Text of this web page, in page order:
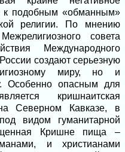
к подобным «обманным»
религии. По мнению
совета
Международного
создают серьезную
миру, но и
Особенно опасным для
кришнаитская
Северном Кавказе, в
видом гуманитарной
Кришне пища –
и христианами